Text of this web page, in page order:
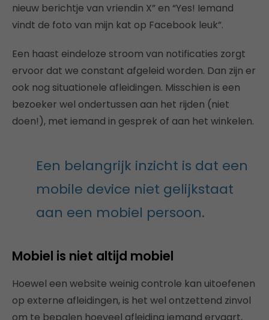
nieuw berichtje van vriendin X” en “Yes! Iemand
vindt de foto van mijn kat op Facebook leuk”.
Een haast eindeloze stroom van notificaties zorgt
ervoor dat we constant afgeleid worden. Dan zijn er
ook nog situationele afleidingen. Misschien is een
bezoeker wel ondertussen aan het rijden (niet
doen!), met iemand in gesprek of aan het winkelen.
Een belangrijk inzicht is dat een
mobile device niet gelijkstaat
aan een mobiel persoon.
Mobiel is niet altijd mobiel
Hoewel een website weinig controle kan uitoefenen
op externe afleidingen, is het wel ontzettend zinvol
om te bepalen hoeveel afleiding iemand ervaart,